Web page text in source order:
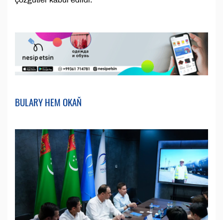
BULARY HEM OKAŇ